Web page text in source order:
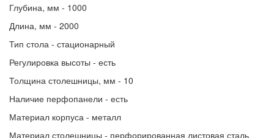
Глубина, мм - 1000
Длина, мм - 2000
Тип стола - стационарный
Регулировка высоты - есть
Толщина столешницы, мм - 10
Наличие перфопанели - есть
Материал корпуса - металл
Материал столешницы - перфорированная листовая сталь